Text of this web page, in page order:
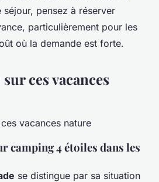
pensez à réserver
particulièrement pour les
où la demande est forte.
ces vacances
camping 4 étoiles dans les
se distingue par sa situation